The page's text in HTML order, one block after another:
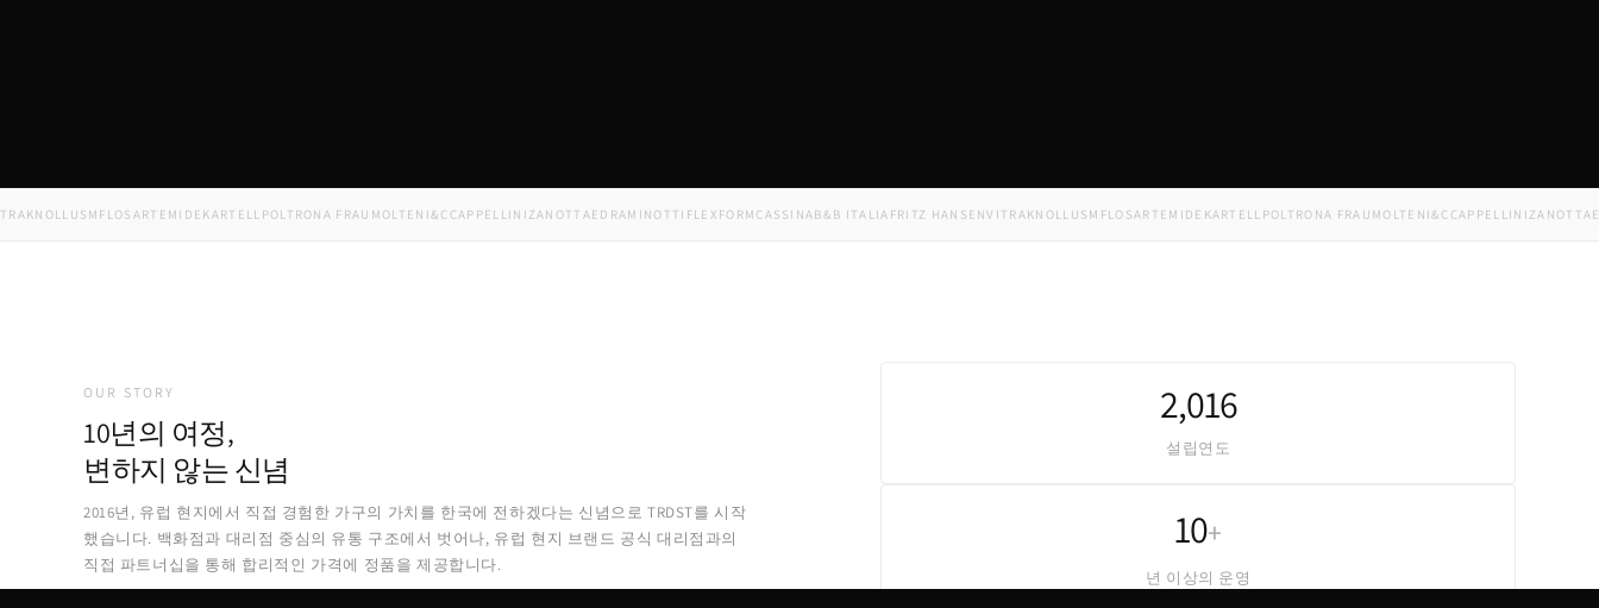
USMFLOSARTEMIDEKARTELLPOLTRONA FRAU MOLTENI&CCAPPELLINI ZANOTTA EDRAMINOTTIFLEXFORM CASSINAB&B ITALIAFRITZ HANSENVITRAKNOLLUSMFLOSARTEMIDE KARTELLPOLTRONA FRAU MOLTENI&CCAPPELLINI ZANOTTA EDRA
OUR STORY
10년의 여정,
변하지 않는 신념
2016년, 유럽 현지에서 직접 경험한 가구의 가치를 한국에 전하겠다는 신념으로 TRDST를 시작
했습니다. 백화점과 대리점 중심의 유통 구조에서 벗어나, 유럽 현지 브랜드 공식 대리점과의
직접 파트너십을 통해 합리적인 가격에 정품을 제공합니다.
2,016
설립연도
10+
년 이상의 운영